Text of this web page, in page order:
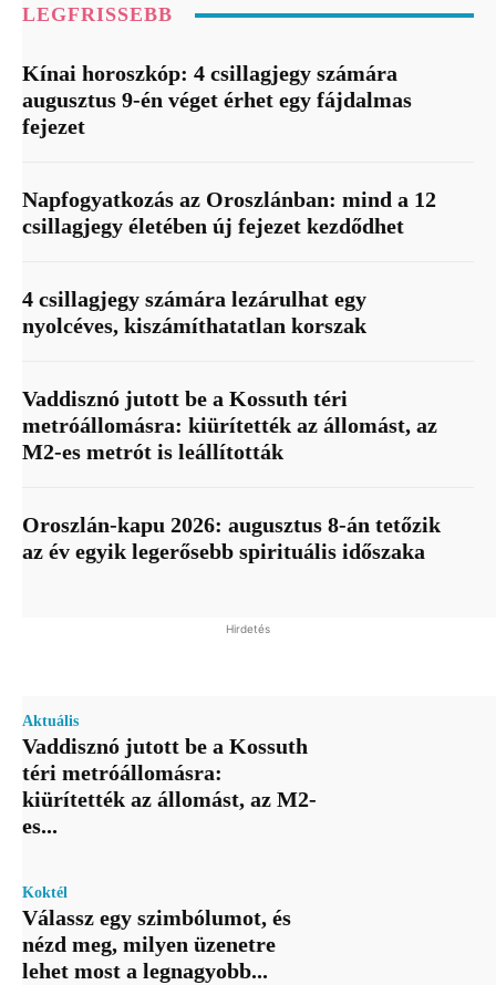
LEGFRISSEBB
Kínai horoszkóp: 4 csillagjegy számára
augusztus 9-én véget érhet egy fájdalmas
fejezet
Napfogyatkozás az Oroszlánban: mind a 12
csillagjegy életében új fejezet kezdődhet
4 csillagjegy számára lezárulhat egy
nyolcéves, kiszámíthatatlan korszak
Vaddisznó jutott be a Kossuth téri
metróállomásra: kiürítették az állomást, az
M2-es metrót is leállították
Oroszlán-kapu 2026: augusztus 8-án tetőzik
az év egyik legerősebb spirituális időszaka
Hirdetés
Aktuális
Vaddisznó jutott be a Kossuth
téri metróállomásra:
kiürítették az állomást, az M2-
es...
Koktél
Válassz egy szimbólumot, és
nézd meg, milyen üzenetre
lehet most a legnagyobb...